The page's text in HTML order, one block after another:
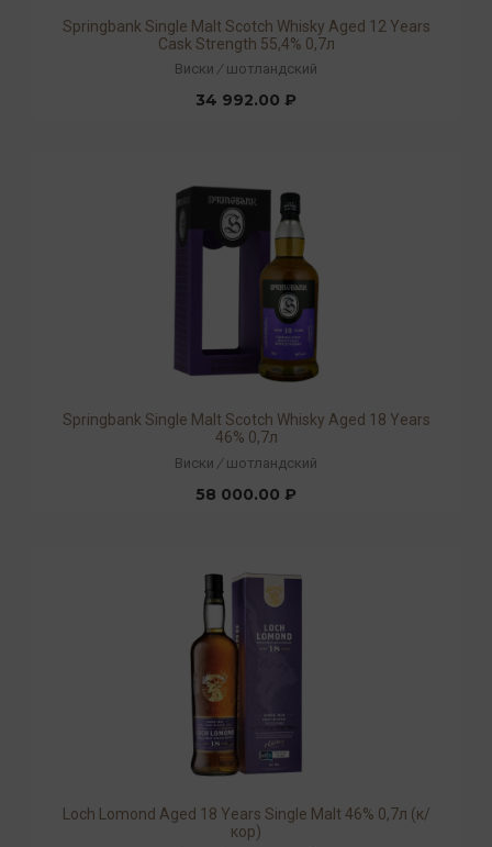
Springbank Single Malt Scotch Whisky Aged 12 Years
Cask Strength 55,4% 0,7л
Виски / шотландский
34 992.00 ₽
Springbank Single Malt Scotch Whisky Aged 18 Years
46% 0,7л
Виски / шотландский
58 000.00 ₽
Loch Lomond Aged 18 Years Single Malt 46% 0,7л (к/
кор)